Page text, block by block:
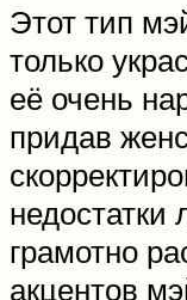
Этот тип
только
её очень
придав
грамотно
акцентов